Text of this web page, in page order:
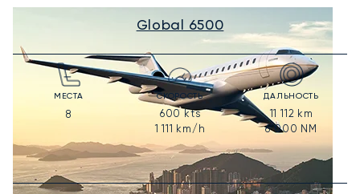
Global 6500
МЕСТА
8
СКОРОСТЬ
600kts
1 111 km/h
ДАЛЬНОСТЬ
11 112 km
6 000 NM